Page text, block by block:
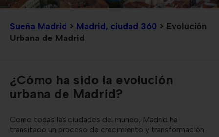
Sueña Madrid > Madrid, ciudad 360 > Evolución
Urbana de Madrid
¿Cómo ha sido la evolución
urbana de Madrid?
Como todas las ciudades del mundo, Madrid ha
transitado un proceso de crecimiento y transformación